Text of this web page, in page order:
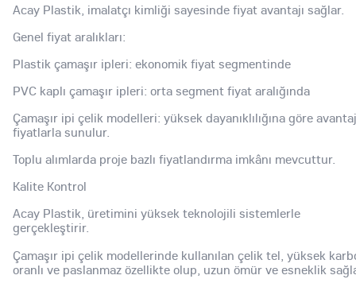
Acay Plastik, imalatçı kimliği sayesinde fiyat avantajı sağlar.
Genel fiyat aralıkları:
Plastik çamaşır ipleri: ekonomik fiyat segmentinde
PVC kaplı çamaşır ipleri: orta segment fiyat aralığında
Çamaşır ipi çelik modelleri: yüksek dayanıklılığına göre
fiyatlarla sunulur.
Toplu alımlarda proje bazlı fiyatlandırma imkânı mevcuttur.
Kalite Kontrol
Acay Plastik, üretimini yüksek teknolojili sistemlerle
gerçekleştirir.
Çamaşır ipi çelik modellerinde kullanılan çelik tel, yüksek
oranlı ve paslanmaz özellikte olup, uzun ömür ve esneklik